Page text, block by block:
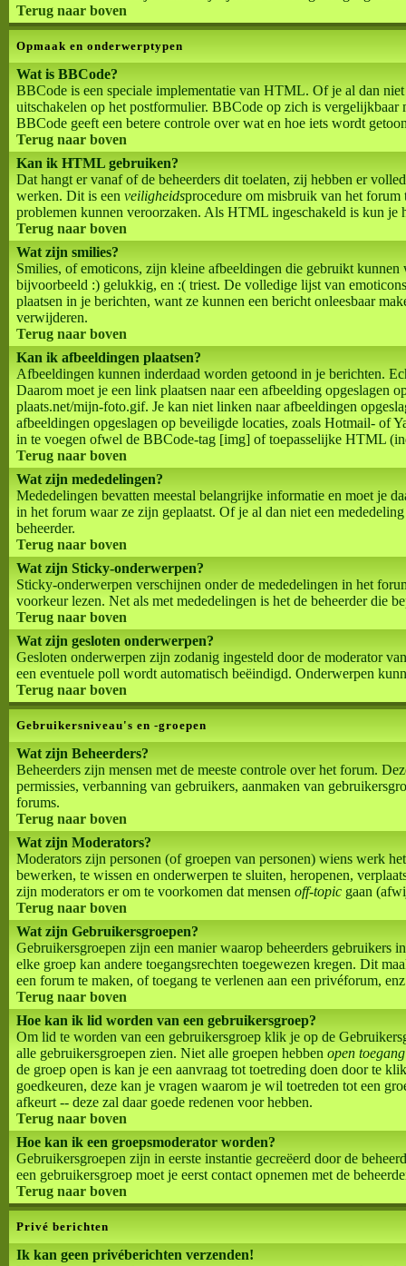
Terug naar boven
Opmaak en onderwerptypen
Wat is BBCode?
BBCode is een speciale implementatie van HTML. Of je al dan
uitschakelen op het postformulier. BBCode op zich is
BBCode geeft een betere controle over wat en hoe iets wordt
Terug naar boven
Kan ik HTML gebruiken?
Dat hangt er vanaf of de beheerders dit toelaten, zij hebben er
werken. Dit is een veiligheidsprocedure om misbruik van het forum
problemen kunnen veroorzaken. Als HTML ingeschakeld is kun je
Terug naar boven
Wat zijn smilies?
Smilies, of emoticons, zijn kleine afbeeldingen die gebruikt
bijvoorbeeld :) gelukkig, en :( triest. De volledige lijst van
plaatsen in je berichten, want ze kunnen een bericht onleesbaar
verwijderen.
Terug naar boven
Kan ik afbeeldingen plaatsen?
Afbeeldingen kunnen inderdaad worden getoond in je berichten.
Daarom moet je een link plaatsen naar een afbeelding opgeslagen
plaats.net/mijn-foto.gif. Je kan niet linken naar afbeeldingen
afbeeldingen opgeslagen op beveiligde locaties, zoals Hotmail- of
in te voegen ofwel de BBCode-tag [img] of toepasselijke HTML
Terug naar boven
Wat zijn mededelingen?
Mededelingen bevatten meestal belangrijke informatie en moet je
in het forum waar ze zijn geplaatst. Of je al dan niet een
beheerder.
Terug naar boven
Wat zijn Sticky-onderwerpen?
Sticky-onderwerpen verschijnen onder de mededelingen in het
voorkeur lezen. Net als met mededelingen is het de beheerder die
Terug naar boven
Wat zijn gesloten onderwerpen?
Gesloten onderwerpen zijn zodanig ingesteld door de moderator
een eventuele poll wordt automatisch beëindigd. Onderwerpen
Terug naar boven
Gebruikersniveau's en -groepen
Wat zijn Beheerders?
Beheerders zijn mensen met de meeste controle over het forum.
permissies, verbanning van gebruikers, aanmaken van
forums.
Terug naar boven
Wat zijn Moderators?
Moderators zijn personen (of groepen van personen) wiens werk
bewerken, te wissen en onderwerpen te sluiten, heropenen,
zijn moderators er om te voorkomen dat mensen off-topic gaan
Terug naar boven
Wat zijn Gebruikersgroepen?
Gebruikersgroepen zijn een manier waarop beheerders gebruikers
elke groep kan andere toegangsrechten toegewezen kregen. Dit
een forum te maken, of toegang te verlenen aan een privéforum,
Terug naar boven
Hoe kan ik lid worden van een gebruikersgroep?
Om lid te worden van een gebruikersgroep klik je op de
alle gebruikersgroepen zien. Niet alle groepen hebben open toegang
de groep open is kan je een aanvraag tot toetreding doen door te
goedkeuren, deze kan je vragen waarom je wil toetreden tot een
afkeurt -- deze zal daar goede redenen voor hebben.
Terug naar boven
Hoe kan ik een groepsmoderator worden?
Gebruikersgroepen zijn in eerste instantie gecreëerd door de
een gebruikersgroep moet je eerst contact opnemen met de
Terug naar boven
Privé berichten
Ik kan geen privéberichten verzenden!